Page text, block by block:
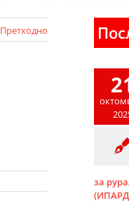
Претходно
за
(ИПАРД